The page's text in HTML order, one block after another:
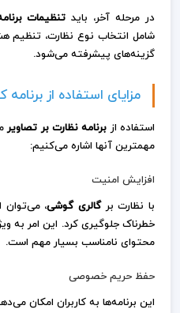
در مرحله آخر، باید تنظیمات
شامل انتخاب نوع نظارت، تنظیم
گزینه‌های پیشرفته می‌شود.
مزایای استفاده از برنامه
استفاده از برنامه نظارت بر تصاویر
مهمترین آنها اشاره می‌کنیم:
افزایش امنیت
با نظارت برگالری گوشی، می‌توان
خطرناک جلوگیری کرد. این امر به
محتوای نامناسب بسیار مهم است.
حفظ حریم خصوصی
این برنامه‌ها به کاربران امکان